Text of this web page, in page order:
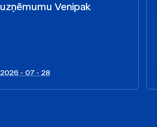
uzņēmumu Venipak
2026 - 07 - 28